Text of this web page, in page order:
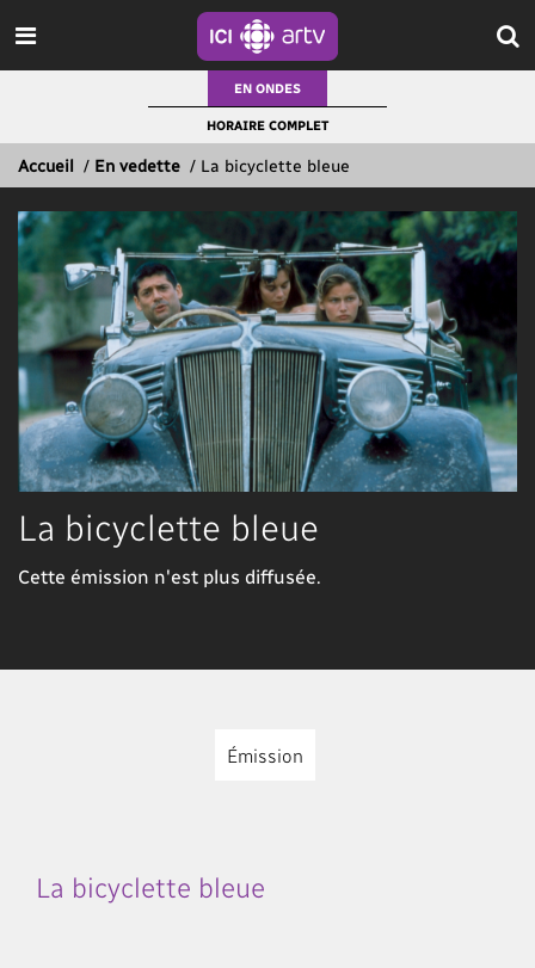
EN ONDES
HORAIRE COMPLET
Accueil / En vedette / La bicyclette bleue
La bicyclette bleue
Cette émission n'est plus diffusée.
Émission
La bicyclette bleue